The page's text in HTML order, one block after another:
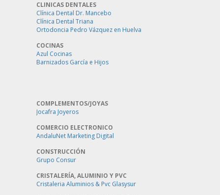
CLINICAS DENTALES
Clínica Dental Dr. Mancebo
Clínica Dental Triana
Ortodoncia Pedro Vázquez en Huelva
COCINAS
Azul Cocinas
Barnizados García e Hijos
COMPLEMENTOS/JOYAS
Jocafra Joyeros
COMERCIO ELECTRONICO
AndaluNet Marketing Digital
CONSTRUCCIÓN
Grupo Consur
CRISTALERÍA, ALUMINIO Y PVC
Cristaleria Aluminios & Pvc Glasysur